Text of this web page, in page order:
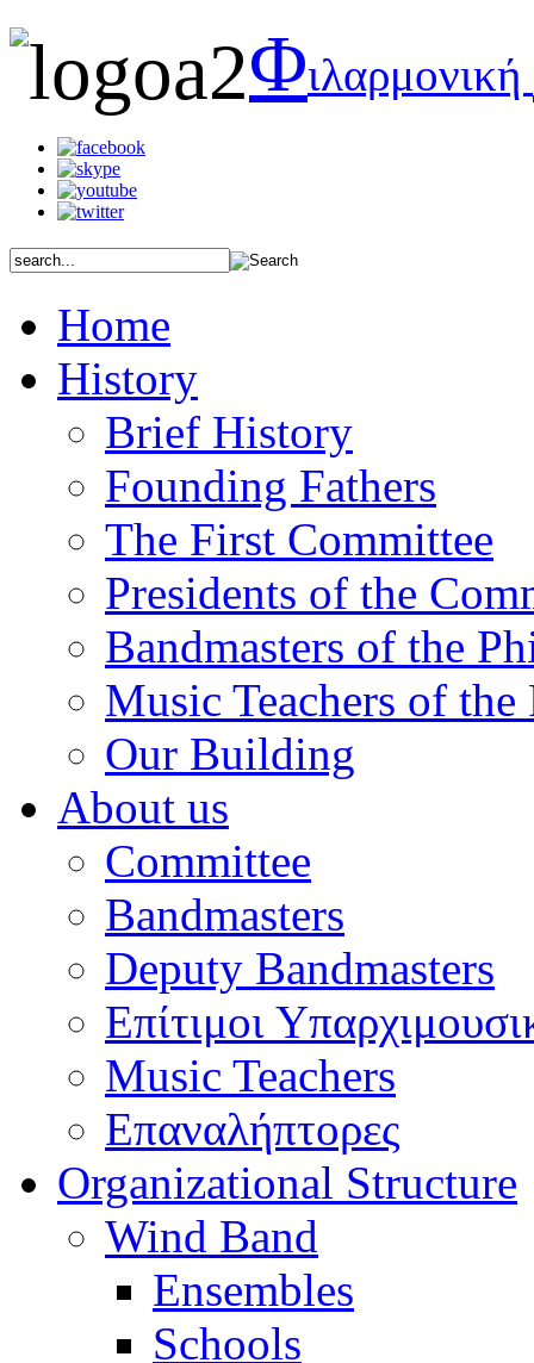
Φιλαρμονική
Home
History
Brief History
Founding Fathers
The First Committee
Presidents of the
Bandmasters of the
Music Teachers of
Our Building
About us
Committee
Bandmasters
Deputy Bandmasters
Επίτιμοι
Music Teachers
Επαναλήπτορες
Organizational Structure
Wind Band
Ensembles
Schools